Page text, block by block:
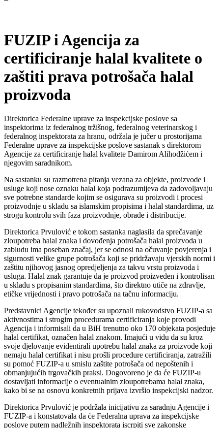
FUZIP i Agencija za
certificiranje halal kvalitete o
zaštiti prava potrošača halal
proizvoda
Direktorica Federalne uprave za inspekcijske poslove sa
inspektorima iz federalnog tržišnog, federalnog veterinarskog i
federalnog inspektorata za hranu, održala je jučer u prostorijama
Federalne uprave za inspekcijske poslove sastanak s direktorom
Agencije za certificiranje halal kvalitete Damirom Alihodžićem i
njegovim saradnikom.
Na sastanku su razmotrena pitanja vezana za objekte, proizvode i
usluge koji nose oznaku halal koja podrazumijeva da zadovoljavaju
sve potrebne standarde kojim se osigurava su proizvodi i procesi
proizvodnje u skladu sa islamskim propisima i halal standardima, uz
strogu kontrolu svih faza proizvodnje, obrade i distribucije.
Direktorica Prvulović e tokom sastanka naglasila da sprečavanje
zloupotreba halal znaka i dovođenja potrošača halal proizvoda u
zabludu ima poseban značaj, jer se odnosi na očuvanje povjerenja i
sigurnosti velike grupe potrošača koji se pridržavaju vjerskih normi i
zaštitu njihovog jasnog opredjeljenja za takvu vrstu proizvoda i
usluga. Halal znak garantuje da je proizvod proizveden i kontrolisan
u skladu s propisanim standardima, što direktno utiče na zdravlje,
etičke vrijednosti i pravo potrošača na tačnu informaciju.
Predstavnici Agencije tekođer su upoznali rukovodstvo FUZIP-a sa
aktivnostima i strogim procedurama certificiranja koje provodi
Agencija i informisali da u BiH trenutno oko 170 objekata posjeduje
halal certifikat, označen halal znakom. Imajući u vidu da su kroz
svoje djelovanje evidentirali upotrebu halal znaka za proizvode koji
nemaju halal certifikat i nisu prošli procedure certificiranja, zatražili
su pomoć FUZIP-a u smislu zaštite potrošača od nepoštenih i
obmanjujućih trgovačkih praksi. Dogovoreno je da će FUZIP-u
dostavljati informacije o eventualnim zloupotrebama halal znaka,
kako bi se na osnovu konkretnih prijava izvršio inspekcijski nadzor.
Direktorica Prvulović je podržala inicijativu za saradnju Agencije i
FUZIP-a i konstatovala da će Federalna uprava za inspekcijske
poslove putem nadležnih inspektorata iscrpiti sve zakonske